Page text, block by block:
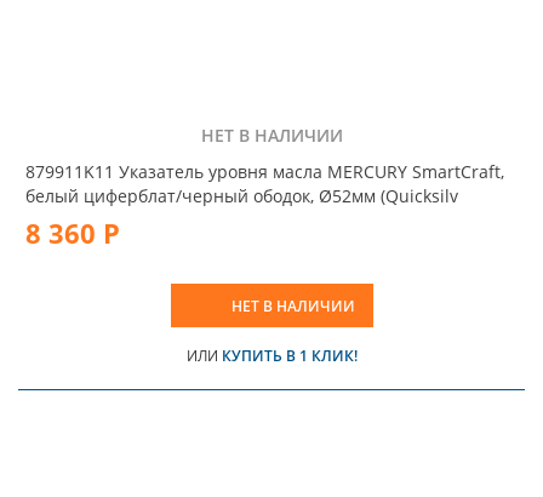
НЕТ В НАЛИЧИИ
879911K11 Указатель уровня масла MERCURY SmartCraft,
белый циферблат/черный ободок, Ø52мм (Quicksilv
8 360 Р
НЕТ В НАЛИЧИИ
ИЛИ КУПИТЬ В 1 КЛИК!